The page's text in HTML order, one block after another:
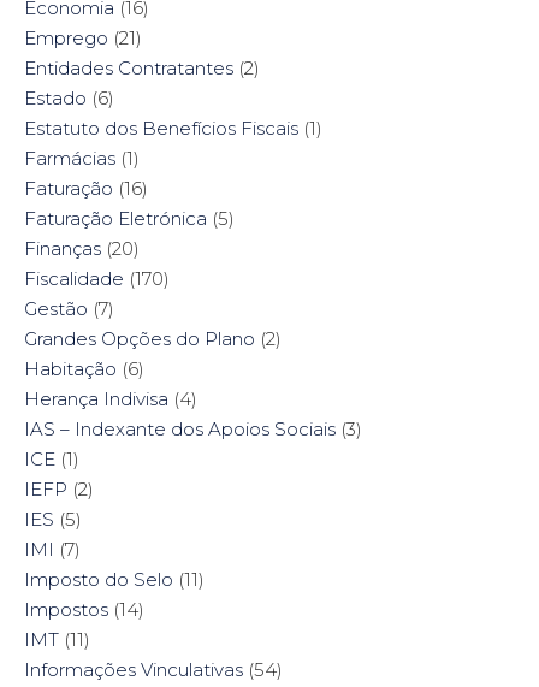
Economia (16)
Emprego (21)
Entidades Contratantes (2)
Estado (6)
Estatuto dos Benefícios Fiscais (1)
Farmácias (1)
Faturação (16)
Faturação Eletrónica (5)
Finanças (20)
Fiscalidade (170)
Gestão (7)
Grandes Opções do Plano (2)
Habitação (6)
Herança Indivisa (4)
IAS – Indexante dos Apoios Sociais (3)
ICE (1)
IEFP (2)
IES (5)
IMI (7)
Imposto do Selo (11)
Impostos (14)
IMT (11)
Informações Vinculativas (54)